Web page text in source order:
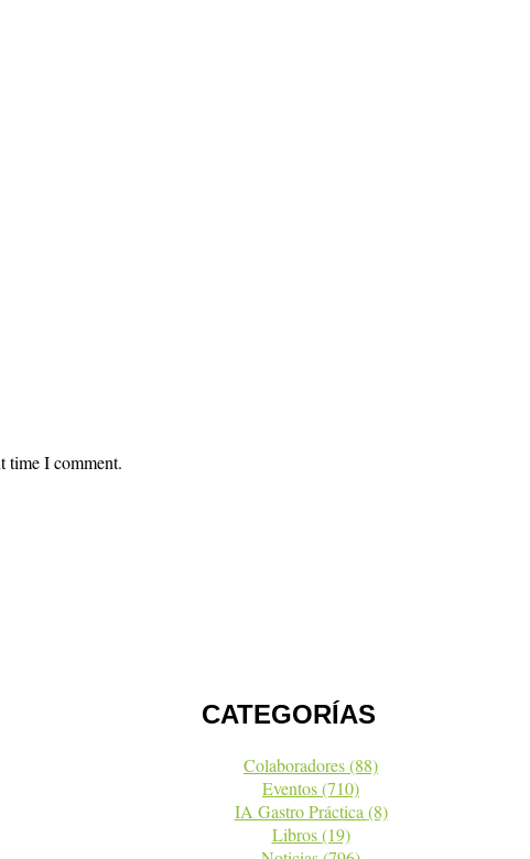
time I comment.
CATEGORÍAS
Colaboradores(88)
Eventos(710)
IA Gastro Práctica (8)
Libros(19)